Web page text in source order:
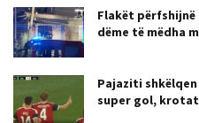
Flakët përfshijnë
dëme të mëdha
Pajaziti
super gol,